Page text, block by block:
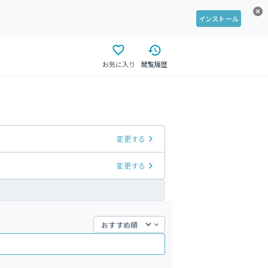
インストール
お気に入り 閲覧履歴
変更する
変更する